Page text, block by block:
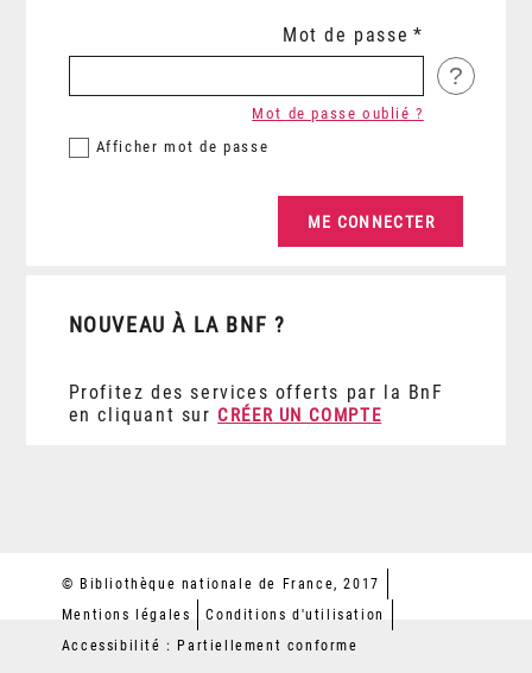
Mot de passe
?
Afficher mot de passe
Mot de passe oublié ?
NOUVEAU À LA BNF ?
Profitez des services offerts par la BnF
en cliquant sur CRÉER UN COMPTE
© Bibliothèque nationale de France, 2017
Mentions légales
Conditions d'utilisation
Accessibilité : Partiellement conforme